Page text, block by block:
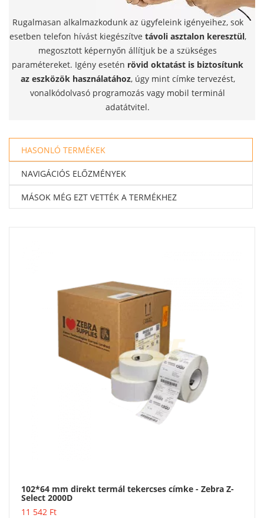
Rugalmasan alkalmazkodunk az ügyfeleink igényeihez, sok
esetben telefon hívást kiegészítve távoli asztalon keresztül,
megosztott képernyőn állítjuk be a szükséges
paramétereket. Igény esetén rövid oktatást is biztosítunk
az eszközök használatához, úgy mint címke tervezést,
vonalkódolvasó programozás vagy mobil terminál
adatátvitel.
HASONLÓ TERMÉKEK
NAVIGÁCIÓS ELŐZMÉNYEK
MÁSOK MÉG EZT VETTÉK A TERMÉKHEZ
102*64 mm direkt termál tekercses címke - Zebra Z-
Select 2000D
11 542 Ft